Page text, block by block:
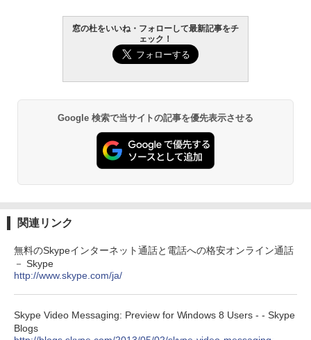
ズ (はぴーイラストLabo)
￥480
ClaudeCode いちばんやさしい 教科書:
方 マニュアル AI副業にもコンテンツ作成
にもKindle出版にも！ 非エンジニアのた
めのAIコーディング入門シリーズ
￥99
bデザイン入門講座［第2版］
￥2,326
Amazon Kindle - 目に優しい、かさばら
ない、大きな画面で読みやすい、6週間持
続バッテリー、6インチディスプレイ電子
書籍リーダー、ブラック、16GB、広告な
Kindle Paperwhite シグニチャーエディ
ション (32GB) 7インチディスプレイ、明
るさ自動調整、色調調節ライト、12週間
持続バッテリー、広告なし、メタリック
Amazon Kindle Colorsoft | 16GBストレ
イ、色調調節ライト、最大8週間持続バッ
テリー、広告無し、ブラック (2025年発
売)
￥39,980
窓の杜をいいね・フォローして最新記事をチ
ェック！
Google 検索で当サイトの記事を優先表示させる
関連リンク
無料のSkypeインターネット通話と電話への格安オンライン通話
－ Skype
http://www.skype.com/ja/
Skype Video Messaging: Preview for Windows 8 Users - - Skype
Blogs